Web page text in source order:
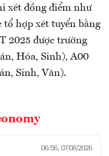
xét đồng điểm như
tổ hợp xét tuyển bằng
2025 được trường
Hóa, Sinh), A00
Sinh, Văn).
06:56, 07/08/2026